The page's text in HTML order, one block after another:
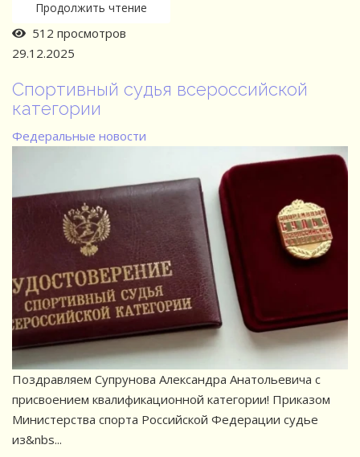
Продолжить чтение
512 просмотров
29.12.2025
Спортивный судья всероссийской
категории
Федеральные новости
Поздравляем Супрунова Александра Анатольевича с
присвоением квалификационной категории! Приказом
Министерства спорта Российской Федерации судье
из&nbs...